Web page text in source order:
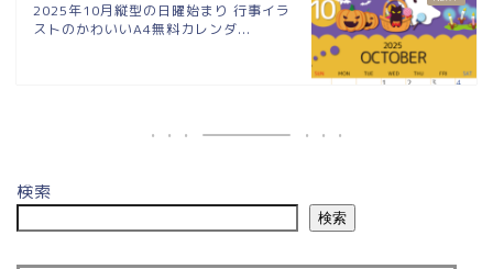
2025年10月縦型の日曜始まり 行事イラ
ストのかわいいA4無料カレンダ...
検索
検索